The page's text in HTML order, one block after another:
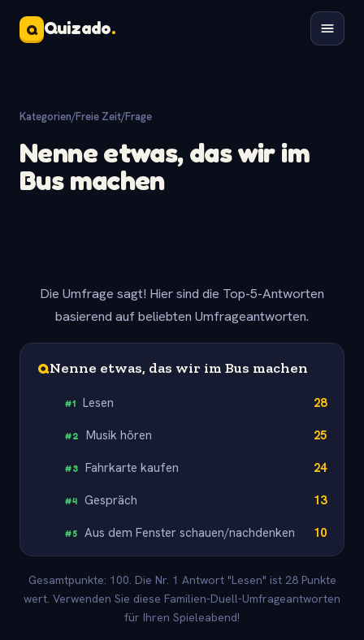
Q Quizado.
Kategorien/Freie Zeit/Frage
Nenne etwas, das wir im
Bus machen
Die Umfrage sagt! Hier sind die Top-5-Antworten
basierend auf beliebten Umfrageantworten.
QNenne etwas, das wir im Bus machen
#1 Lesen 28
#2 Musik hören 25
#3 Fahrkarte kaufen 24
#4 Gespräch 13
#5 Aus dem Fenster schauen/nachdenken 10
Gesamtpunkte: 100. Die Nr. 1 Antwort "Lesen" ist 28 Punkte
wert. Verwenden Sie diese Familien-Duell-Umfrageantworten
für Ihren Spieleabend!